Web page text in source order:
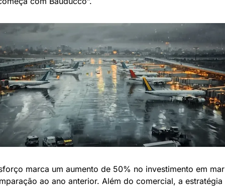
marca um aumento de 50% no investimento em
ao ano anterior. Além do comercial, a estratégia